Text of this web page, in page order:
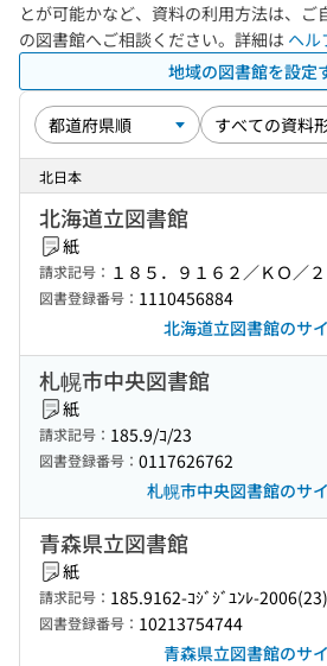
とが可能かなど、資料の利用方法は、ご
の図書館へご相談ください。詳細は ヘル
地域の図書館を設定
北日本
北海道立図書館
紙
請求記号： １８５．９１６２／ＫＯ／２
図書登録番号： 1110456884
北海道立図書館のサ
札幌市中央図書館
紙
請求記号： 185.9/ｺ/23
図書登録番号： 0117626762
札幌市中央図書館のサ
青森県立図書館
紙
請求記号： 185.9162-ｺｼﾞｼﾞﾕﾝﾚ-2006(23)
図書登録番号： 10213754744
青森県立図書館のサ